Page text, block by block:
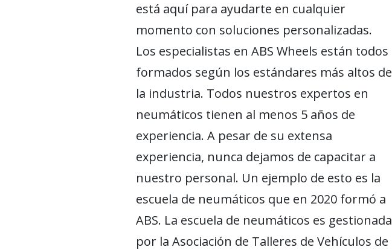
está aquí para ayudarte en cualquier
momento con soluciones personalizadas.
Los especialistas en ABS Wheels están todos
formados según los estándares más altos de
la industria. Todos nuestros expertos en
neumáticos tienen al menos 5 años de
experiencia. A pesar de su extensa
experiencia, nunca dejamos de capacitar a
nuestro personal. Un ejemplo de esto es la
escuela de neumáticos que en 2020 formó a
ABS. La escuela de neumáticos es gestionada
por la Asociación de Talleres de Vehículos de